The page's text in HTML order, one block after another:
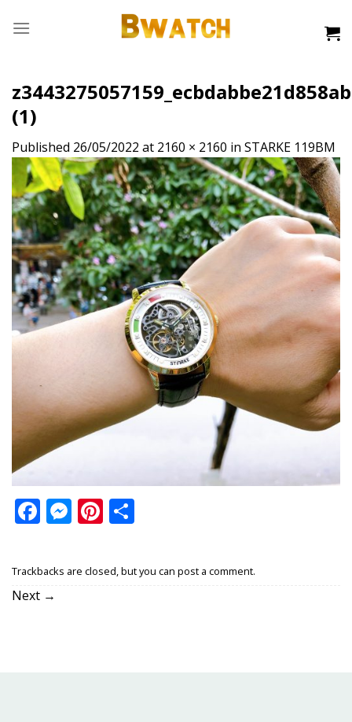
(1)
Published 26/05/2022 at 2160 × 2160 in STARKE 119BM
Facebook
Messenger
Pinterest
Trackbacks are closed, but you can post a comment.
Next →